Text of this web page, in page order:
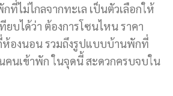
ที่ไม่ไกลจากทะเล เป็นตัวเลือกให้
ยบได้ว่า ต้องการโซนไหน ราคา
ห้องนอน รวมถึงรูปแบบบ้านพักที่
คนเข้าพัก ในจุดนี้ สะดวกครบจบใน